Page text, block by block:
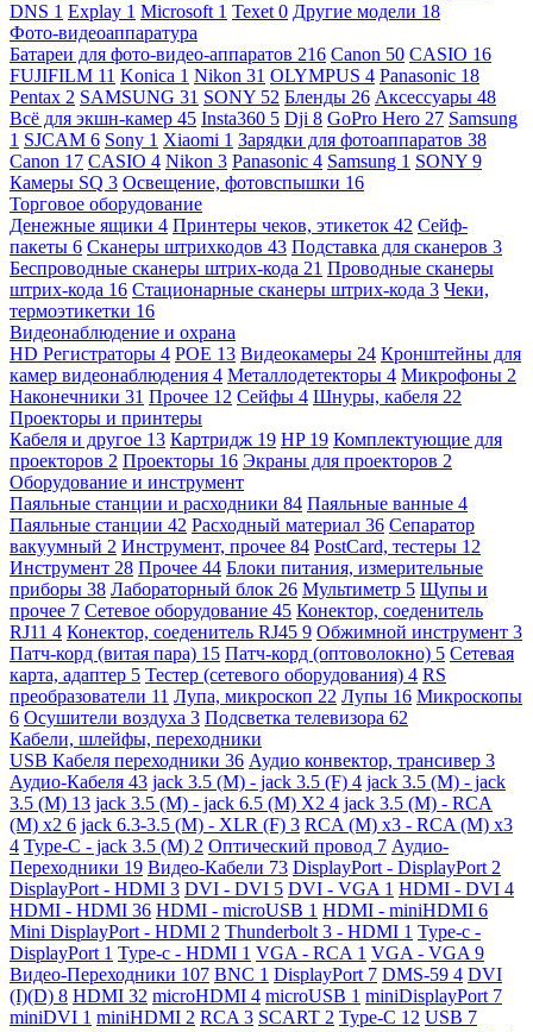
DNS 1 Explay 1 Microsoft 1 Texet 0 Другие модели 18
Фото-видеоаппаратура
Батареи для фото-видео-аппаратов 216 Canon 50 CASIO 16
FUJIFILM 11 Konica 1 Nikon 31 OLYMPUS 4 Panasonic 18
Pentax 2 SAMSUNG 31 SONY 52 Бленды 26 Аксессуары 48
Всё для экшн-камер 45 Insta360 5 Dji 8 GoPro Hero 27 Samsung
1 SJCAM 6 Sony 1 Xiaomi 1 Зарядки для фотоаппаратов 38
Canon 17 CASIO 4 Nikon 3 Panasonic 4 Samsung 1 SONY 9
Камеры SQ 3 Освещение, фотовспышки 16
Торговое оборудование
Денежные ящики 4 Принтеры чеков, этикеток 42 Сейф-
пакеты 6 Сканеры штрихкодов 43 Подставка для сканеров 3
Беспроводные сканеры штрих-кода 21 Проводные сканеры
штрих-кода 16 Стационарные сканеры штрих-кода 3 Чеки,
термоэтикетки 16
Видеонаблюдение и охрана
HD Регистраторы 4 POE 13 Видеокамеры 24 Кронштейны для
камер видеонаблюдения 4 Металлодетекторы 4 Микрофоны 2
Наконечники 31 Прочее 12 Сейфы 4 Шнуры, кабеля 22
Проекторы и принтеры
Кабеля и другое 13 Картридж 19 HP 19 Комплектующие для
проекторов 2 Проекторы 16 Экраны для проекторов 2
Оборудование и инструмент
Паяльные станции и расходники 84 Паяльные ванные 4
Паяльные станции 42 Расходный материал 36 Сепаратор
вакуумный 2 Инструмент, прочее 84 PostCard, тестеры 12
Инструмент 28 Прочее 44 Блоки питания, измерительные
приборы 38 Лабораторный блок 26 Мультиметр 5 Щупы и
прочее 7 Сетевое оборудование 45 Конектор, соеденитель
RJ11 4 Конектор, соеденитель RJ45 9 Обжимной инструмент 3
Патч-корд (витая пара) 15 Патч-корд (оптоволокно) 5 Сетевая
карта, адаптер 5 Тестер (сетевого оборудования) 4 RS
преобразователи 11 Лупа, микроскоп 22 Лупы 16 Микроскопы
6 Осушители воздуха 3 Подсветка телевизора 62
Кабели, шлейфы, переходники
USB Кабеля переходники 36 Аудио конвектор, трансивер 3
Аудио-Кабеля 43 jack 3.5 (M) - jack 3.5 (F) 4 jack 3.5 (M) - jack
3.5 (M) 13 jack 3.5 (M) - jack 6.5 (M) X2 4 jack 3.5 (M) - RCA
(M) x2 6 jack 6.3-3.5 (M) - XLR (F) 3 RCA (M) x3 - RCA (M) x3
4 Type-C - jack 3.5 (M) 2 Оптический провод 7 Аудио-
Переходники 19 Видео-Кабели 73 DisplayPort - DisplayPort 2
DisplayPort - HDMI 3 DVI - DVI 5 DVI - VGA 1 HDMI - DVI 4
HDMI - HDMI 36 HDMI - microUSB 1 HDMI - miniHDMI 6
Mini DisplayPort - HDMI 2 Thunderbolt 3 - HDMI 1 Type-c -
DisplayPort 1 Type-c - HDMI 1 VGA - RCA 1 VGA - VGA 9
Видео-Переходники 107 BNC 1 DisplayPort 7 DMS-59 4 DVI
(I)(D) 8 HDMI 32 microHDMI 4 microUSB 1 miniDisplayPort 7
miniDVI 1 miniHDMI 2 RCA 3 SCART 2 Type-C 12 USB 7